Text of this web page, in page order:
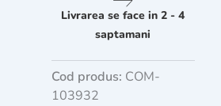
Livrarea se face in 2 - 4
saptamani
Cod produs: COM-
103932